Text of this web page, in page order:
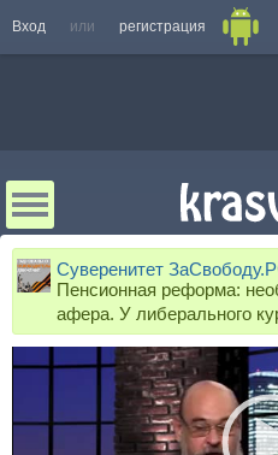
Вход или регистрация
Суверенитет
Пенсионная реформа:
афера. У либерального